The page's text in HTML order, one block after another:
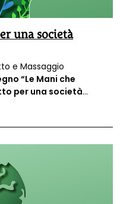
una società
e Massaggio
“Le Mani che
per una società